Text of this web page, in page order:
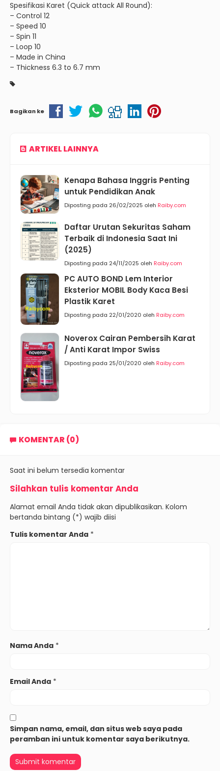
Spesifikasi Karet (Quick attack All Round):
– Control 12
– Speed 10
– Spin 11
– Loop 10
– Made in China
– Thickness 6.3 to 6.7 mm
Bagikan ke
ARTIKEL LAINNYA
Kenapa Bahasa Inggris Penting
untuk Pendidikan Anak
Diposting pada 26/02/2025 oleh Raiby.com
Daftar Urutan Sekuritas Saham
Terbaik di Indonesia Saat Ini
(2025)
Diposting pada 24/11/2025 oleh Raiby.com
PC AUTO BOND Lem Interior
Eksterior MOBIL Body Kaca Besi
Plastik Karet
Diposting pada 22/01/2020 oleh Raiby.com
Noverox Cairan Pembersih Karat
/ Anti Karat Impor Swiss
Diposting pada 25/01/2020 oleh Raiby.com
KOMENTAR (0)
Saat ini belum tersedia komentar
Silahkan tulis komentar Anda
Alamat email Anda tidak akan dipublikasikan. Kolom
bertanda bintang (*) wajib diisi
Tulis komentar Anda *
Nama Anda *
Email Anda *
Simpan nama, email, dan situs web saya pada
peramban ini untuk komentar saya berikutnya.